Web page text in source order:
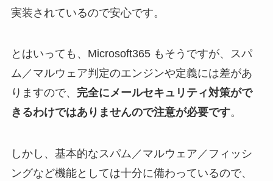
実装されているので安心です。
とはいっても、Microsoft365 もそうですが、スパ
ム／マルウェア判定のエンジンや定義には差があ
りますので、 完全にメールセキュリティ対策がで
きるわけではありませんので注意が必要です。
しかし、基本的なスパム／マルウェア／フィッシ
ングなど機能としては十分に備わっているので、